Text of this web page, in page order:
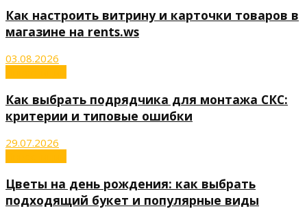
Как настроить витрину и карточки товаров в
магазине на rents.ws
03.08.2026
Как выбрать подрядчика для монтажа СКС:
критерии и типовые ошибки
29.07.2026
Цветы на день рождения: как выбрать
подходящий букет и популярные виды